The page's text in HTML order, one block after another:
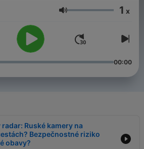
Hangerő 1 x
00:00
Ruské kamery na
Bezpečnostné riziko
obavy?